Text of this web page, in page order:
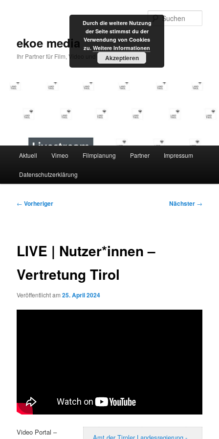
ekoe media
Ihr Partner für Film, Video und Internet
Aktuell Vimeo Filmplanung Partner Impressum
Datenschutzerklärung
Beitragsnavigation
← Vorheriger Nächster →
LIVE | Nutzer*innen –
Vertretung Tirol
Veröffentlicht am25. April 2024
Amt der Tiroler Landesregierung -
Video Portal –
Durch die weitere Nutzung
der Seite stimmst du der
Verwendung von Cookies
zu. Weitere Informationen
Akzeptieren